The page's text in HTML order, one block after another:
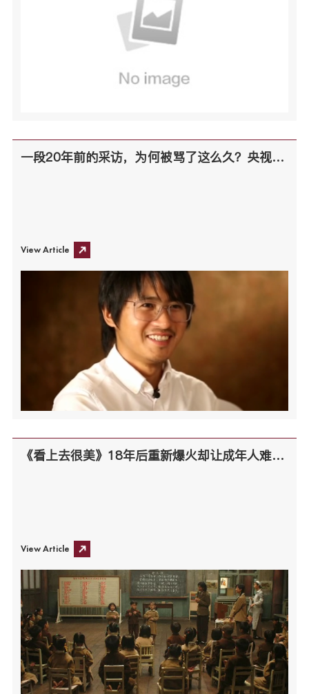
一段20年前的采访，为何被骂了这么久？央视也有看走眼的时候
View Article
《看上去很美》18年后重新爆火却让成年人难以承受
View Article